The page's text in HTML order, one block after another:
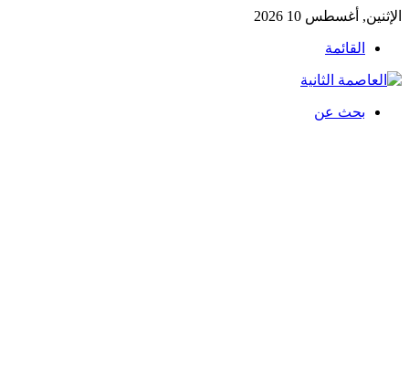
الإثنين, أغسطس 10 2026
القائمة
بحث عن